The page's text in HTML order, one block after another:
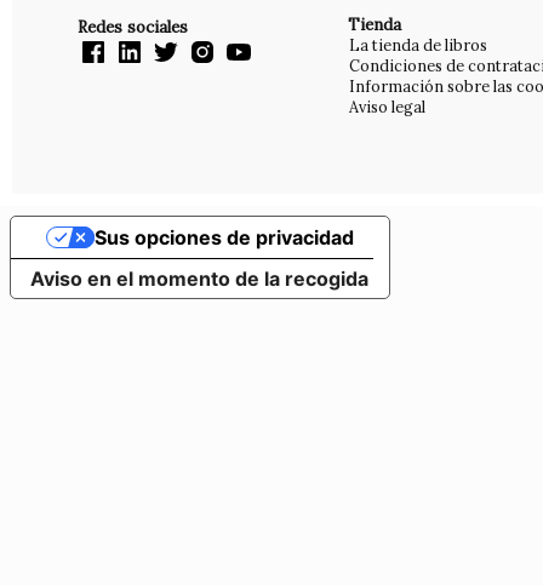
Redes sociales Tienda
La tienda de libros
Condiciones de
Información sobre las
Aviso legal
Aviso en el momento de la recogida
Sus opciones de privacidad